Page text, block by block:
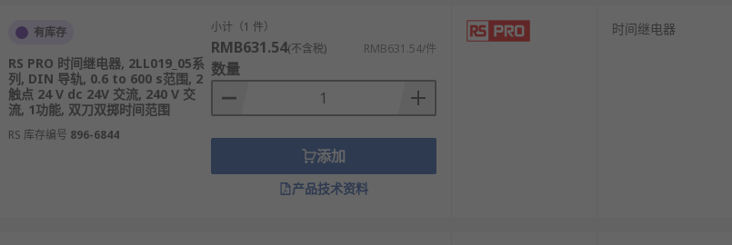
有库存
RS PRO 时间继电器, 2LL019_05系
列, DIN 导轨, 0.6 to 600 s范围, 2
触点 24 V dc 24V 交流, 240 V 交
流, 1功能, 双刀双掷时间范围
RS 库存编号 896-6844
小计（1 件）
RMB631.54(不含税) RMB631.54/件
数量
添加
产品技术资料
时间继电器